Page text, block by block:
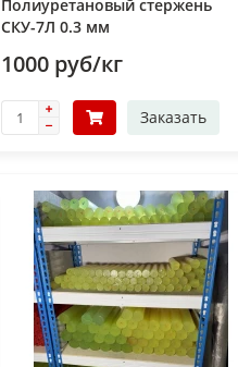
Полиуретановый стержень
СКУ-7Л 0.3 мм
1000 руб/кг
Заказать